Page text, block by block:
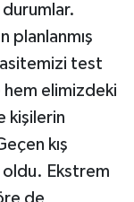
durumlar.
planlanmış
test
elimizdeki
kişilerin
kış
Ekstrem